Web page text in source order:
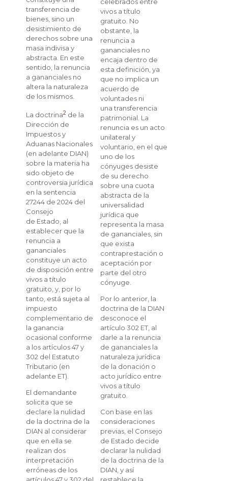
transferencia de
bienes, sino un
desistimiento de
derechos sobre una
masa indivisa y
abstracta. En este
sentido, la renuncia
a gananciales no
altera la naturaleza
de los mismos.
La doctrina2 de la
Dirección de
Impuestos y
Aduanas Nacionales
(en adelante DIAN)
sobre la materia ha
sido objeto de
controversia jurídica
en la sentencia
27244 de 2024 del
Consejo
de Estado, al
establecer que la
renuncia a
gananciales
constituye un acto
de disposición entre
vivos a título
gratuito, y, por lo
tanto, está sujeta al
impuesto
complementario de
la ganancia
ocasional conforme
a los artículos 47 y
302 del Estatuto
Tributario (en
adelante ET).
El demandante
solicita que se
declare la nulidad
de la doctrina de la
DIAN al considerar
que en ella se
realizan dos
interpretación
erróneas de los
vivos a título
gratuito. No
obstante, la
renuncia a
gananciales no
encaja dentro de
esta definición, ya
que no implica un
acuerdo de
voluntades ni
una transferencia
patrimonial. La
renuncia es un acto
unilateral y
voluntario, en el que
uno de los
cónyuges desiste
de su derecho
sobre una cuota
abstracta de la
universalidad
jurídica que
representa la masa
de gananciales, sin
que exista
contraprestación o
aceptación por
parte del otro
cónyuge.
Por lo anterior, la
doctrina de la DIAN
desconoce el
artículo 302 ET, al
darle a la renuncia
de gananciales la
naturaleza jurídica
de la donación o
acto jurídico entre
vivos a título
gratuito.
Con base en las
consideraciones
previas, el Consejo
de Estado decide
declarar la nulidad
de la doctrina de la
DIAN, y así
restablece la